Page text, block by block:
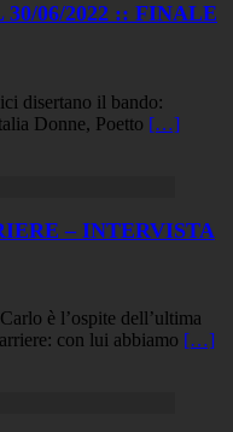
06/2022 :: FINALE
disertano il bando:
Donne, Poetto […]
– INTERVISTA
è l’ospite dell’ultima
con lui abbiamo […]